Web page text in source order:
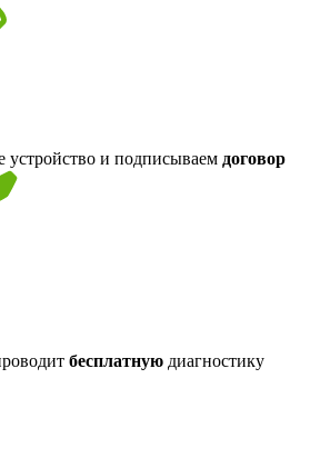
и подписываем договор
бесплатную диагностику